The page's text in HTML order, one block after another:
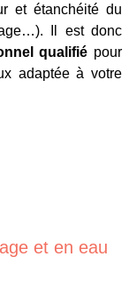
et étanchéité du
Il est donc
qualifié pour
adaptée à votre
et en eau